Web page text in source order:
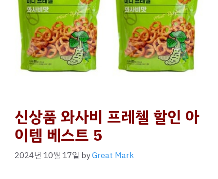
신상품 와사비 프레첼 할인 아
이템 베스트 5
2024년 10월 17일 byGreat Mark